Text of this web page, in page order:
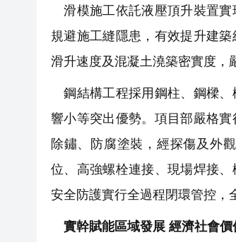
滑模施工依託液壓頂升裝置實
規避施工縫隱患，有效提升建
滑升速度及混凝土澆築密實度，
鋼結構工程採用鋼柱、鋼樑、
響小等突出優勢。項目部嚴格
除鏽、防腐塗裝，經探傷及外
位、高強螺栓連接、現場焊接
安全防護實行全過程閉環管控，
實幹賦能區域發展 經濟社會價